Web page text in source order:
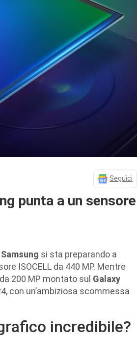
Seguici
punta a un sensore
Samsung si sta preparando a
ISOCELL da 440 MP. Mentre
200 MP montato sul Galaxy
con un’ambiziosa scommessa
incredibile?